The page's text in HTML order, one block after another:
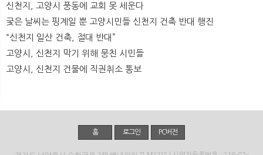
신천지, 고양시 풍동에 교회 못 세운다
궂은 날씨는 핑계일 뿐 고양시민들 신천지 건축 반대 행진
“신천지 일산 건축, 절대 반대”
고양시, 신천지 막기 위해 뭉친 시민들
고양시, 신천지 건물에 직권취소 통보
홈 로그인 PC버전